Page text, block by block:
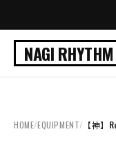
NAGI RHYTHM
HOME/EQUIPMENT/ 【神】